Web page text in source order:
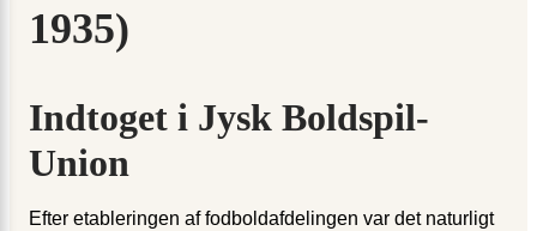
1935)
Indtoget i Jysk Boldspil-
Union
Efter etableringen af fodboldafdelingen var det naturligt